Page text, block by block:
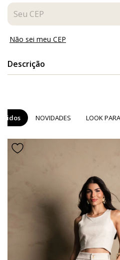
Entregas para o CEP:
Não sei meu CEP
Descrição
Forrado
As fotos não passam por
iluminação do ambiente
percepção da tonalidade
Tecido e
NOVIDADES LOOK